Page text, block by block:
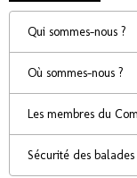
Qui sommes-nous ?
Où sommes-nous ?
Les membres du
Sécurité des balades